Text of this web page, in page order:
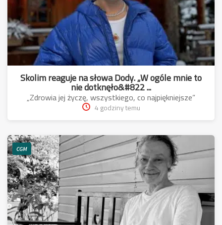
Skolim reaguje na słowa Dody. „W ogóle mnie to
nie dotknęło&#822 ...
„Zdrowia jej życzę, wszystkiego, co najpiękniejsze”
4 godziny temu
CGM